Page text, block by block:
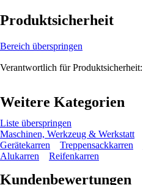
Produktsicherheit
Bereich überspringen
Verantwortlich für Produktsicherheit:
Weitere Kategorien
Liste überspringen
Maschinen, Werkzeug & Werkstatt
Gerätekarren
Treppensackkarren
Alukarren
Reifenkarren
Kundenbewertungen